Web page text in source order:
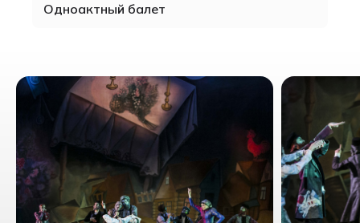
Одноактный балет